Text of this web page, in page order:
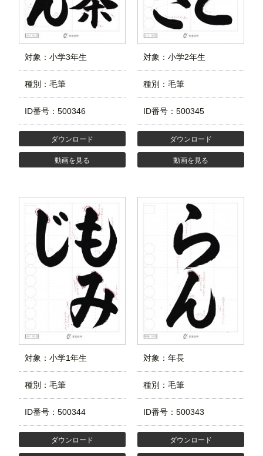
対象：小学3年生
種別：毛筆
ID番号：500346
ダウンロード
動画を見る
対象：小学2年生
種別：毛筆
ID番号：500345
ダウンロード
動画を見る
対象：小学1年生
種別：毛筆
ID番号：500344
ダウンロード
対象：年長
種別：毛筆
ID番号：500343
ダウンロード